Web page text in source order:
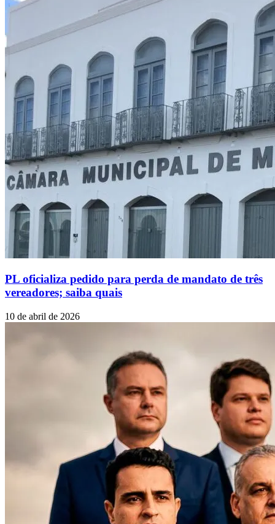
PL oficializa pedido para perda de mandato de três
vereadores; saiba quais
10 de abril de 2026